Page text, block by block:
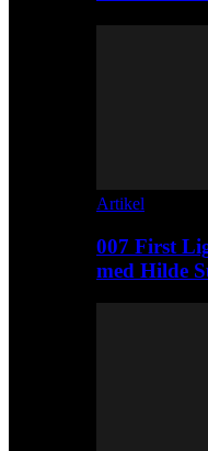
Artikel
007 First
med Hilde